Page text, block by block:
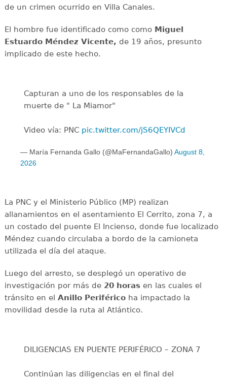
de un crimen ocurrido en Villa Canales.
El hombre fue identificado como comoMiguel
Estuardo Méndez Vicente, de 19 años, presunto
implicado de este hecho.
Capturan a uno de los responsables de la
muerte de " La Miamor"
Video vía: PNC pic.twitter.com/jS6QEYIVCd
— María Fernanda Gallo (@MaFernandaGallo) August 8,
2026
La PNC y el Ministerio Público (MP) realizan
allanamientos en el asentamiento El Cerrito, zona 7, a
un costado del puente El Incienso, donde fue localizado
Méndez cuando circulaba a bordo de la camioneta
utilizada el día del ataque.
Luego del arresto, se desplegó un operativo de
investigación por más de 20 horasen las cuales el
tránsito en el Anillo Periféricoha impactado la
movilidad desde la ruta al Atlántico.
DILIGENCIAS EN PUENTE PERIFÉRICO – ZONA 7
Continúan las diligencias en el final del